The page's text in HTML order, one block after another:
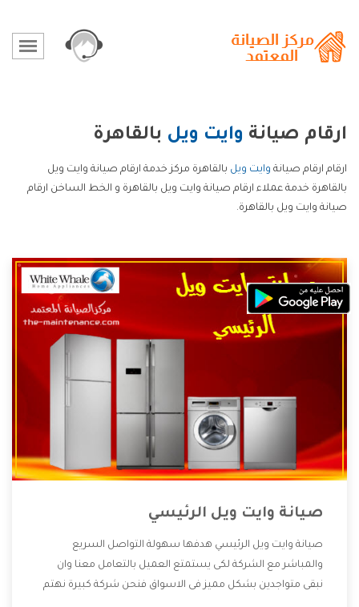
ارقام صيانة وايت ويل بالقاهرة
ارقام ارقام صيانة وايت ويل بالقاهرة مركز خدمة ارقام صيانة وايت ويل
بالقاهرة خدمة عملاء ارقام صيانة وايت ويل بالقاهرة و الخط الساخن ارقام
صيانة وايت ويل بالقاهرة.
صيانة وايت ويل الرئيسي
صيانة وايت ويل الرئيسي هدفها سهولة التواصل السريع
والمباشر مع الشركة لكى يستمتع العميل بالتعامل معنا وان
نبقى متواجدين بشكل مميز فى الاسواق فنحن شركة كبيرة نهتم